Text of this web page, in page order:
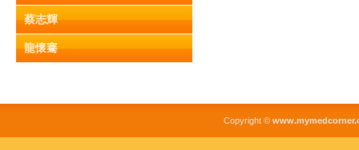
蔡志輝
龍懷騫
Copyright ©